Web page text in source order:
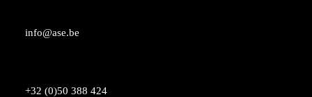
info@ase.be
+32 (0)50 388 424